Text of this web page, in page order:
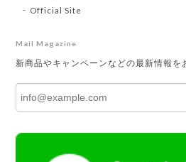
Official Site
Mail Magazine
新商品やキャンペーンなどの最新情報を